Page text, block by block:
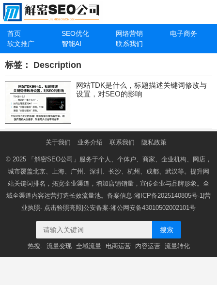
首页 SEO优化 网络营销
电子商务
软文推广
智能AI 联系我们
标签： Description
网站TDK是什么，标题描述关键词修改与
设置，对SEO的影响
关于我们 业务介绍 联系我们 隐私政策
© 2025 「解密SEO公司」 服务于个人、个体户、商家、企业机构、网店，
城市覆盖北京、上海、广州、深圳、长沙、杭州、成都、武汉等。提升网
站关键词排名，拓宽企业渠道，增加店铺销量，宣传企业与品牌形象。全
域全渠道内容运营打造长效流量池。备案信息-湘ICP备2025140805号-1 |营
业执照- 点击验照亮照 |公安备案-湘公网安备43010502002101号
搜索
热搜: 流量变现 全域流量 电商运营 内容运营 流量转化